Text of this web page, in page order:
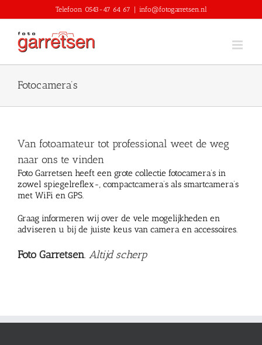
Telefoon 0543-47 64 67 info@fotogarretsen.nl
Fotocamera’s
Van fotoamateur tot professional weet de weg
naar ons te vinden
Foto Garretsen heeft een grote collectie fotocamera’s in
zowel spiegelreflex-, compactcamera’s als smartcamera’s
met WiFi en GPS.
Graag informeren wij over de vele mogelijkheden en
adviseren u bij de juiste keus van camera en accessoires.
Foto Garretsen. Altijd scherp